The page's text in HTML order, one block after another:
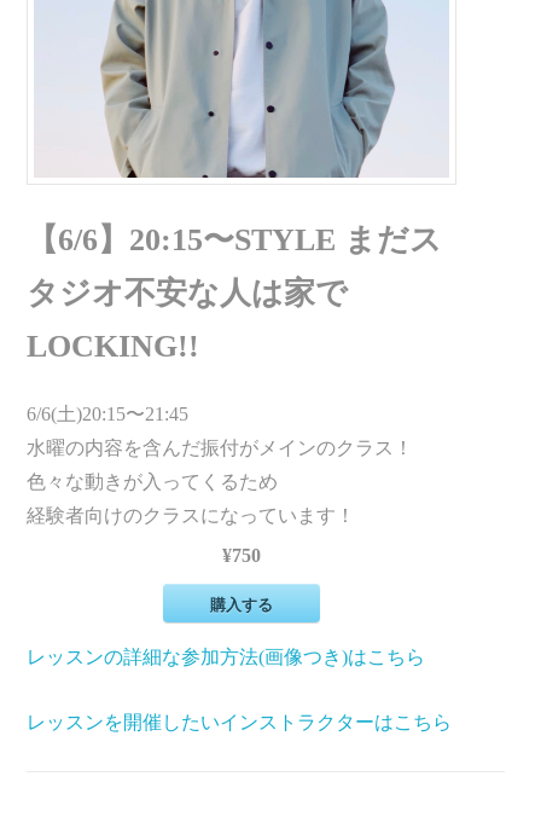
【6/6】20:15〜STYLE まだス
タジオ不安な人は家で
LOCKING!!
6/6(土)20:15〜21:45
水曜の内容を含んだ振付がメインのクラス！
色々な動きが入ってくるため
経験者向けのクラスになっています！
¥750
購入する
レッスンの詳細な参加方法(画像つき)はこちら
レッスンを開催したいインストラクターはこちら